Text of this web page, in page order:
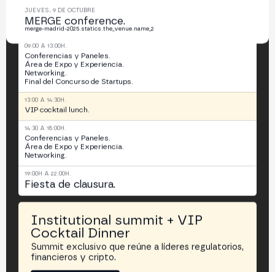
JUEVES, 9 DE OCTUBRE
MERGE conference.
merge-madrid-2025.statics.the_venue.name_2
09:00 A 13:00H.
Conferencias y Paneles.
Área de Expo y Experiencia.
Networking.
Final del Concurso de Startups.
13:00 A 14:30H.
VIP cocktail lunch.
14:30 A 18:00H.
Conferencias y Paneles.
Área de Expo y Experiencia.
Networking.
19:00H A 22:00H.
Fiesta de clausura.
Institutional summit + VIP
Cocktail Dinner
Summit exclusivo que reúne a líderes regulatorios,
financieros y cripto.